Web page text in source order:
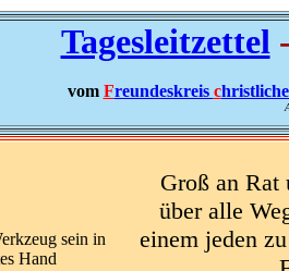
Tagesleitzettel
vom Freundeskreis c
Groß an Rat
über alle
einem jeden